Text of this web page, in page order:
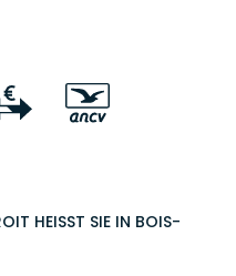
HEISST SIE IN BOIS-P